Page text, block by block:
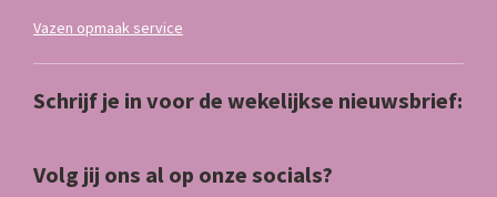
Vazen opmaak service
Schrijf je in voor de wekelijkse nieuwsbrief:
Volg jij ons al op onze socials?